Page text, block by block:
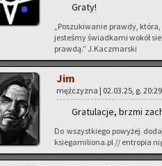
Graty!
„Po­szu­ki­wa­nie praw­dy,
je­ste­śmy świad­ka­mi wokół
praw­dą.” J.Kaczmar­ski
Jim
męż­czy­zna | 02.03.25, g. 20:29
Gra­tu­la­cje, brzmi
Do wszyst­kie­go po­wy­żej
ksiegamiliona.pl // en­tro­pia